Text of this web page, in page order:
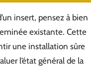
insert, pensez à bien
existante. Cette
une installation sûre
l’état général de la